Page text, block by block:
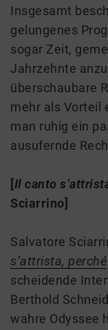
Insgesamt
gelungenes
sogar Zeit,
Jahrzehnte
überschaubare
mehr als Vorteil
man ruhig ein
ausufernde
[Il canto
Sciarrino]
Salvatore
s’attrista, perché
scheidende
Berthold
wahre Odyssee